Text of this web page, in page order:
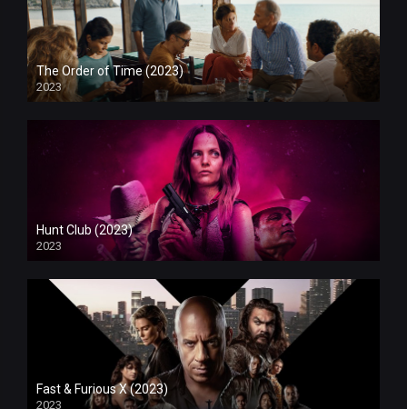
The Order of Time (2023)
2023
Hunt Club (2023)
2023
Fast & Furious X (2023)
2023